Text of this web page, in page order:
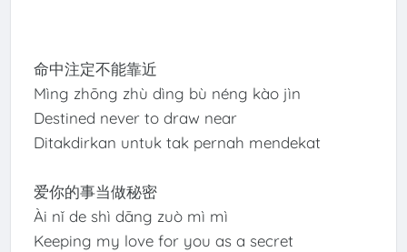
命中注定不能靠近
Mìng zhōng zhù dìng bù néng kào jìn
Destined never to draw near
Ditakdirkan untuk tak pernah mendekat
爱你的事当做秘密
Ài nǐ de shì dāng zuò mì mì
Keeping my love for you as a secret